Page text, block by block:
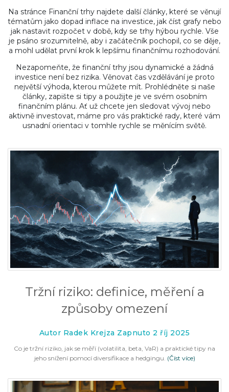
Na stránce Finanční trhy najdete další články, které se věnují
tématům jako dopad inflace na investice, jak číst grafy nebo
jak nastavit rozpočet v době, kdy se trhy hýbou rychle. Vše
je psáno srozumitelně, aby i začátečník pochopil, co se děje,
a mohl udělat první krok k lepšímu finančnímu rozhodování.
Nezapomeňte, že finanční trhy jsou dynamické a žádná
investice není bez rizika. Věnovat čas vzdělávání je proto
největší výhoda, kterou můžete mít. Prohlédněte si naše
články, zapište si tipy a použijte je ve svém osobním
finančním plánu. Ať už chcete jen sledovat vývoj nebo
aktivně investovat, máme pro vás praktické rady, které vám
usnadní orientaci v tomhle rychle se měnícím světě.
Tržní riziko: definice, měření a
způsoby omezení
Autor Radek Krejza Zapnuto 2 říj 2025
Co je tržní riziko, jak se měří (volatilita, beta, VaR) a praktické tipy na
jeho snížení pomocí diversifikace a hedgingu. (Číst více)